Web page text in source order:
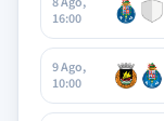
16:00
9 Ago,
10:00